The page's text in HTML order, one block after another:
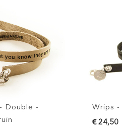
Wrips - Double - Zwart